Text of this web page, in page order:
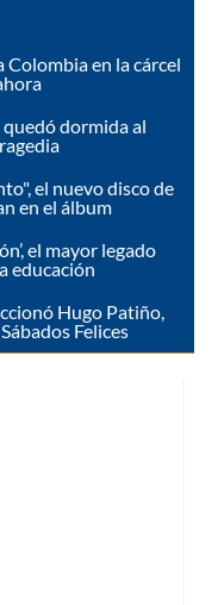
Colombia en la cárcel
dormida al
el nuevo disco de
en el álbum
el mayor legado
educación
Hugo Patiño,
Felices